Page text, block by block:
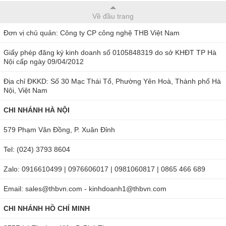
Thông số kỹ thuật của ampe kìm Mastech
600V
Về đầu trang
Đơn vị chủ quản: Công ty CP công nghệ THB Việt Nam
Giấy phép đăng ký kinh doanh số 0105848319 do sở KHĐT TP Hà
Nội cấp ngày 09/04/2012
Địa chỉ ĐKKD: Số 30 Mạc Thái Tổ, Phường Yên Hoà, Thành phố Hà
Nội, Việt Nam
CHI NHÁNH HÀ NỘI
579 Phạm Văn Đồng, P. Xuân Đỉnh
Tel: (024) 3793 8604
Zalo: 0916610499 | 0976606017 | 0981060817 | 0865 466 689
Email: sales@thbvn.com - kinhdoanh1@thbvn.com
CHI NHÁNH HỒ CHÍ MINH